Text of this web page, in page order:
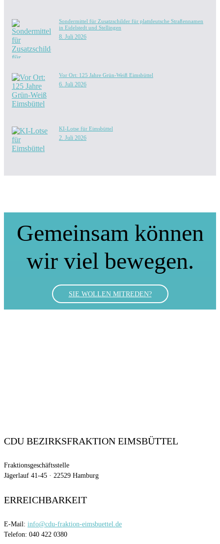
Sondermittel für Zusatzschilder für plattdeutsche Straßennamen
in Eidelstedt und Stellingen
8. Juli 2026
Vor Ort: 125 Jahre Grün-Weiß Eimsbüttel
6. Juli 2026
KI-Lotse für Eimsbüttel
2. Juli 2026
Gemeinsam können
wir viel bewegen.
SIE WOLLEN MITREDEN?
CDU BEZIRKSFRAKTION EIMSBÜTTEL
Fraktionsgeschäftsstelle
Jägerlauf 41-45 · 22529 Hamburg
ERREICHBARKEIT
E-Mail: info@cdu-fraktion-eimsbuettel.de
Telefon: 040 422 0380